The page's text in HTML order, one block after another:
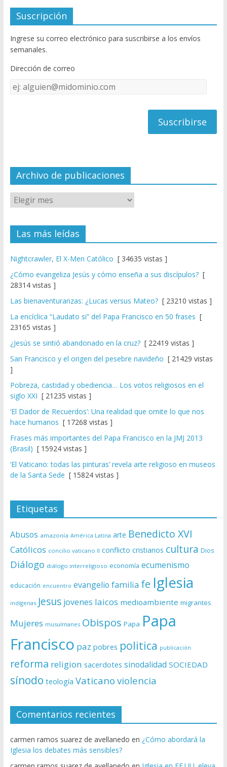
e
b
o
o
k
itt
er
u
T
u
e
C
el
Suscripción
Ingrese su correo electrónico para suscribirse a los envíos
semanales.
Dirección de correo
Dirección
de
Archivo de publicaciones
Las más leídas
Nightcrawler, El X-Men Católico [ 34635 vistas ]
¿Cómo evangeliza Jesús y cómo enseña a sus discípulos?[
28314 vistas ]
Las bienaventuranzas: ¿Lucas versus Mateo?[ 23210 vistas ]
La encíclica “Laudato si” del Papa Francisco en 50 frases [
23165 vistas ]
¿Jesús se sintió abandonado en la cruz?[ 22419 vistas ]
San Francisco y el origen del pesebre navideño [ 21429 vistas
]
Pobreza, castidad y obediencia… Los votos religiosos en el
siglo XXI [ 21235 vistas ]
‘El Dador de Recuerdos’: Una realidad que omite lo que nos
hace humanos [ 17268 vistas ]
Frases más importantes del Papa Francisco en la JMJ 2013
(Brasil) [ 15924 vistas ]
‘El Vaticano: todas las pinturas’ revela arte religioso en museos
de la Santa Sede [ 15824 vistas ]
Etiquetas
Abusos amazonía América Latina arte Benedicto XVI
Católicos concilio vaticano II conflicto cristianos cultura Dios
Diálogo diálogo interreligioso economía ecumenismo
educación encuentro evangelio familia fe Iglesia
indígenas Jesus jovenes laicos medioambiente migrantes
Mujeres musulmanes Obispos Papa Papa
Francisco paz pobres politica publicación
reforma religion sacerdotes sinodalidad SOCIEDAD
sínodo teología Vaticano violencia
Comentarios recientes
carmen ramos suarez de avellanedo en ¿Cómo abordará la
Iglesia los debates más sensibles?